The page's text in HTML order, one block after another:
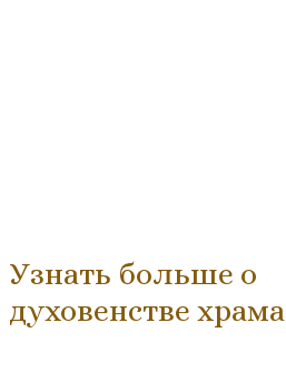
Узнать больше о
духовенстве храма